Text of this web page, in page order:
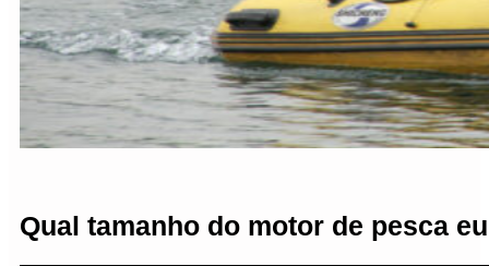
Qual tamanho do motor de pesca